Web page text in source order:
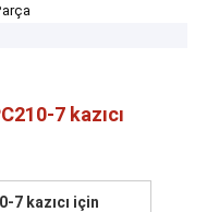
7 kazıcı
7 kazıcı için